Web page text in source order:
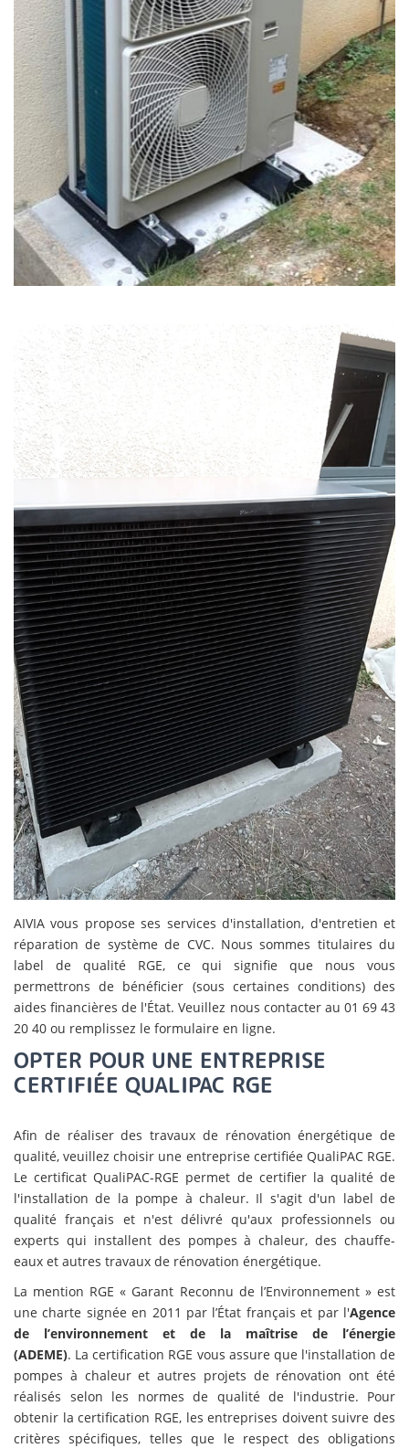
AIVIA vous propose ses services d'installation, d'entretien et
réparation de système de CVC. Nous sommes titulaires du
label de qualité RGE, ce qui signifie que nous vous
permettrons de bénéficier (sous certaines conditions) des
aides financières de l'État. Veuillez nous contacter au 01 69 43
20 40 ou remplissez le formulaire en ligne.
OPTER POUR UNE ENTREPRISE
CERTIFIÉE QUALIPAC RGE
Afin de réaliser des travaux de rénovation énergétique de
qualité, veuillez choisir une entreprise certifiée QualiPAC RGE.
Le certificat QualiPAC-RGE permet de certifier la qualité de
l'installation de la pompe à chaleur. Il s'agit d'un label de
qualité français et n'est délivré qu'aux professionnels ou
experts qui installent des pompes à chaleur, des chauffe-
eaux et autres travaux de rénovation énergétique.
La mention RGE « Garant Reconnu de l’Environnement » est
une charte signée en 2011 par l’État français et par l'Agence
de l’environnement et de la maîtrise de l’énergie
(ADEME). La certification RGE vous assure que l'installation de
pompes à chaleur et autres projets de rénovation ont été
réalisés selon les normes de qualité de l'industrie. Pour
obtenir la certification RGE, les entreprises doivent suivre des
critères spécifiques, telles que le respect des obligations